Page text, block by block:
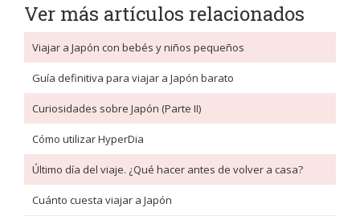
Ver más artículos relacionados
Viajar a Japón con bebés y niños pequeños
Guía definitiva para viajar a Japón barato
Curiosidades sobre Japón (Parte II)
Cómo utilizar HyperDia
Último día del viaje. ¿Qué hacer antes de volver a casa?
Cuánto cuesta viajar a Japón